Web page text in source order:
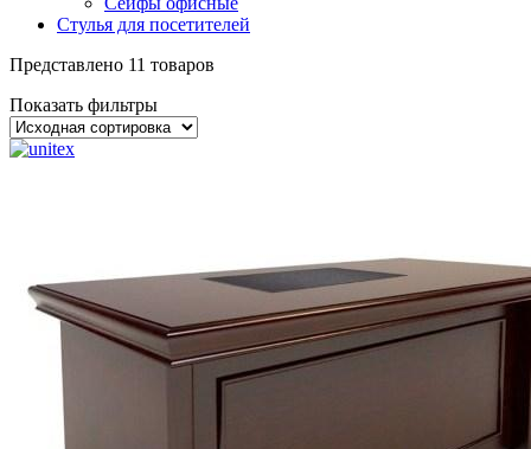
Стулья для посетителей
Представлено 11 товаров
Показать фильтры